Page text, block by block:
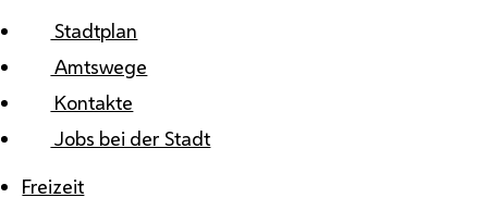
Stadtplan
Amtswege
Kontakte
Jobs bei der Stadt
Freizeit